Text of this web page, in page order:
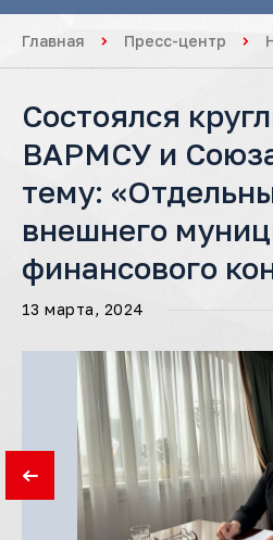
Главная Пресс-центр
Состоялся
ВАРМСУ и
тему:
внешнего
финансового
13 марта, 2024